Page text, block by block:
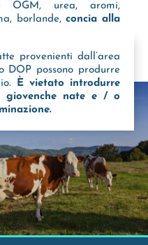
OGM, urea, aromi,
borlande,concia alla
provenienti dall’area
DOP possono produrre
È vietato introdurre
giovenche nate e / o